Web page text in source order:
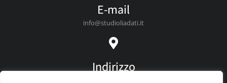
E-mail
info@studioliadati.it
Indirizzo